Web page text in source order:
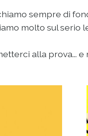
sempre di
molto sul serio
alla prova...